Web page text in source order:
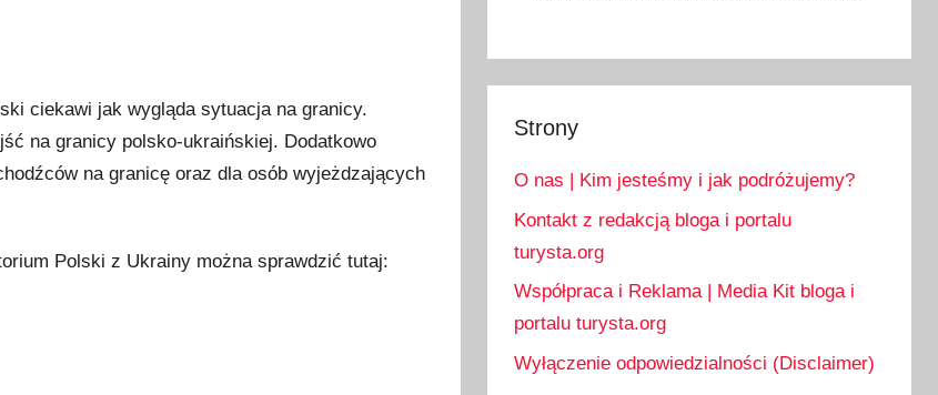
ciekawi jak wygląda sytuacja na granicy.
na granicy polsko-ukraińskiej. Dodatkowo
na granicę oraz dla osób wyjeżdzających
Polski z Ukrainy można sprawdzić tutaj:
Strony
O nas | Kim jesteśmy i jak podróżujemy?
Kontakt z redakcją bloga i portalu
turysta.org
Współpraca i Reklama | Media Kit bloga i
portalu turysta.org
Wyłączenie odpowiedzialności (Disclaimer)